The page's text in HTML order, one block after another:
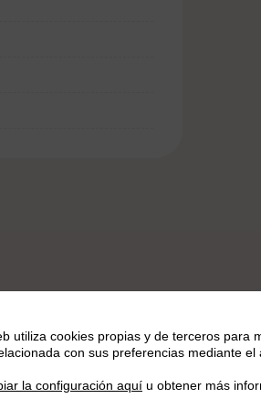
con arroz
utiliza cookies propias y de terceros para
con sus preferencias mediante
la configuración aquí u obtener más